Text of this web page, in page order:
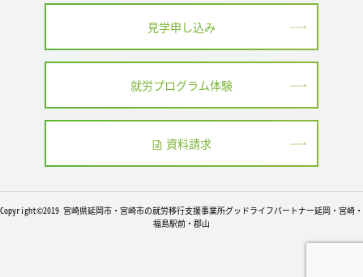
見学申し込み
就労プログラム体験
資料請求
Copyright©2019 宮崎県延岡市・宮崎市の就労移行支援事業所グッドライフパートナー延岡・宮崎・
福島駅前・郡山